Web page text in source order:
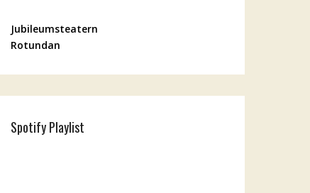
Jubileumsteatern
Rotundan
Spotify Playlist